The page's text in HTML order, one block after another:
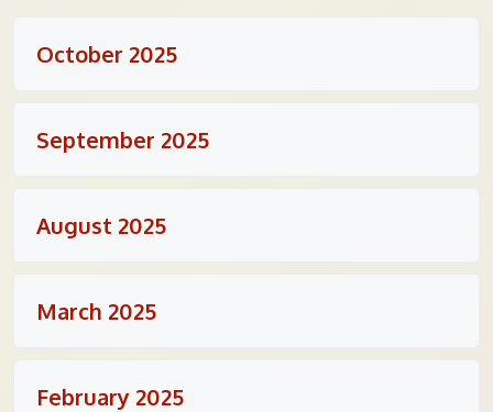
October 2025
September 2025
August 2025
March 2025
February 2025